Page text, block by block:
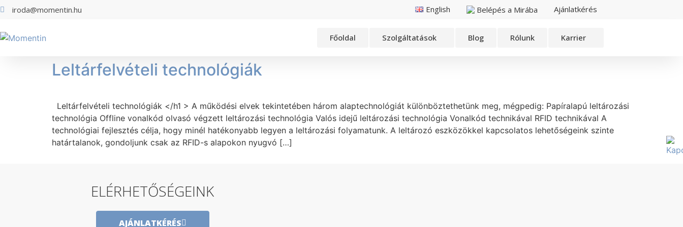
iroda@momentin.hu English Belépés a Mirába Ajánlatkérés
Főoldal Szolgáltatások Blog Rólunk Karrier
Leltárfelvételi technológiák
Leltárfelvételi technológiák </h1 > A működési elvek tekintetében három alaptechnológiát különböztethetünk meg, mégpedig: Papíralapú leltározási
technológia Offline vonalkód olvasó végzett leltározási technológia Valós idejű leltározási technológia Vonalkód technikával RFID technikával A
technológiai fejlesztés célja, hogy minél hatékonyabb legyen a leltározási folyamatunk. A leltározó eszközökkel kapcsolatos lehetőségeink szinte
határtalanok, gondoljunk csak az RFID-s alapokon nyugvó […]
ELÉRHETŐSÉGEINK
AJÁNLATKÉRÉS